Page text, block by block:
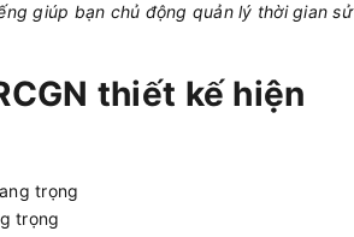
giúp bạn chủ động quản lý thời gian sử
thiết kế hiện
trọng